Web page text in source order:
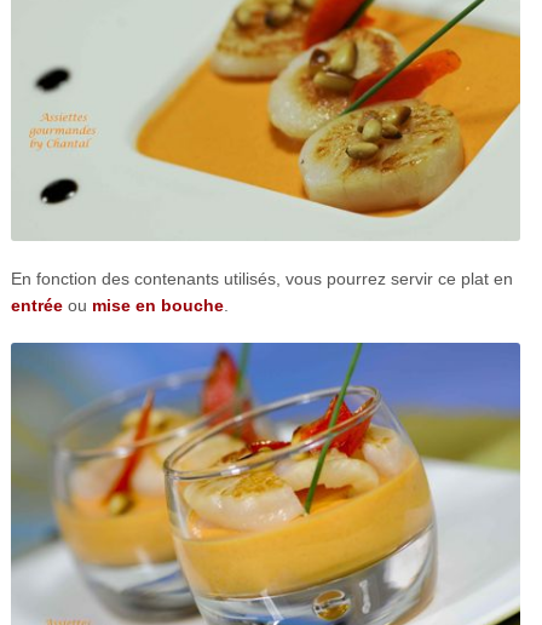
En fonction des contenants utilisés, vous pourrez servir ce plat en
entréeou mise en bouche.